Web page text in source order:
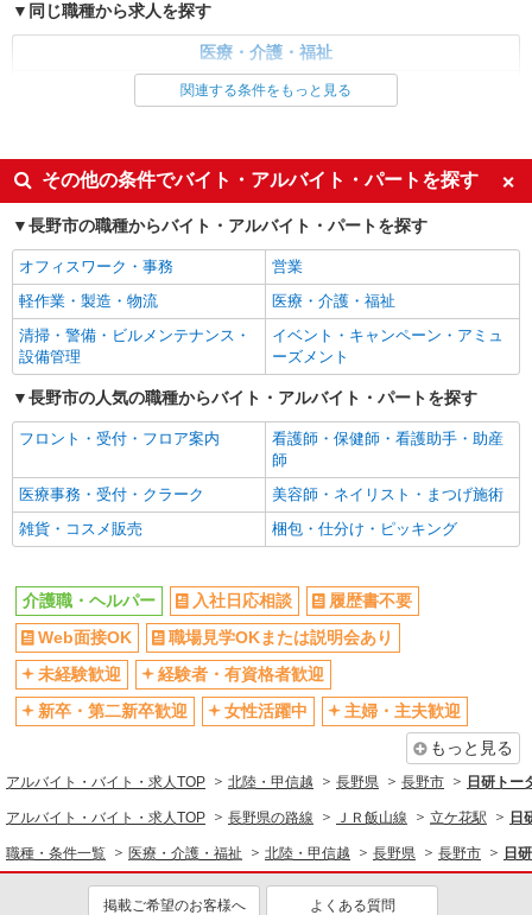
長野市
キープ 詳細を見る
長野市＊グループホームSTAFF＊生活のサポ
ート業務を担当
時給1500円〜2125円 ＜日払い有/週払い有/交
通費全支給(ガソリン代含む)＞
長野市
キープ 詳細を見る
派遣社員
株式会社kotrio /●MT-H-2066900
長野市＊グループホームSTAFF＊経験不問◎
日収1.2万円も可
時給1500円〜2125円 ＜日払い有/週払い有/交
通費全支給(ガソリン代含む)＞
長野市内≪最寄り駅：権堂≫
キープ 詳細を見る
派遣社員
株式会社kotrio /●MT-H-1905874
長野市▼綺麗なサ高住で生活ケア▼清掃やフロ
アの巡回など
時給1500円〜2125円 ＜日払い有/週払い有/交
通費全支給(ガソリン代含む)＞
キープ 詳細を見る
同じ職種から求人を探す
医療・介護・福祉
未経験歓迎
ミドル（40代～）活躍中
週2～3日勤務OK
深夜
交通費支給
社会保険あり
関連する条件をもっと見る
その他の条件でバイト・アルバイト・パートを探す
長野市の職種からバイト・アルバイト・パートを探す
オフィスワーク・事務
営業
軽作業・製造・物流
医療・介護・福祉
清掃・警備・ビルメンテナンス・
設備管理
イベント・キャンペーン・アミュ
ーズメント
長野市の人気の職種からバイト・アルバイト・パートを探す
フロント・受付・フロア案内
看護師・保健師・看護助手・助産
師
医療事務・受付・クラーク
美容師・ネイリスト・まつげ施術
雑貨・コスメ販売
梱包・仕分け・ピッキング
介護職・ヘルパー 入社日応相談
履歴書不要
Web面接OK
職場見学OKまたは説明会あり
未経験歓迎
経験者・有資格者歓迎
新卒・第二新卒歓迎
女性活躍中
主婦・主夫歓迎
もっと見る
アルバイト・バイト・求人TOP 北陸・甲信越 長野県 長野市 日研トー
アルバイト・バイト・求人TOP 長野県の路線 ＪＲ飯山線 立ケ花駅 日
職種・条件一覧 医療・介護・福祉 北陸・甲信越 長野県 長野市 日
掲載ご希望のお客様へ よくある質問